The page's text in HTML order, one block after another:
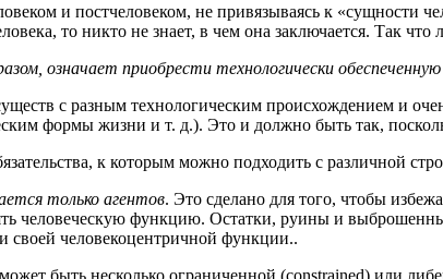
и пост­че­ло­ве­ком, не при­вя­зы­ва­ясь к «сущ­но­сти
то никто не зна­ет, в чем она заклю­ча­ет­ся. Так что
озна­ча­ет при­об­ре­сти тех­но­ло­ги­че­ски
с раз­ным тех­но­ло­ги­че­ским про­ис­хож­де­ни­ем и
фор­мы жиз­ни и т. д.). Это и долж­но быть так,
к кото­рым мож­но под­хо­дить с раз­лич­ной
толь­ко аген­тов. Это сде­ла­но для того, что­бы
чело­ве­че­скую функ­цию. Остат­ки, руи­ны и
сво­ей чело­ве­ко­цен­трич­ной функции..
быть несколь­ко огра­ни­чен­ной (constrained) или